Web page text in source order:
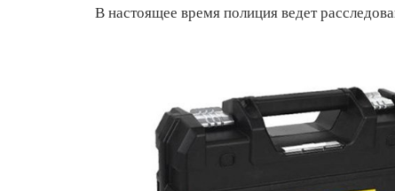
В настоящее время полиция ведет